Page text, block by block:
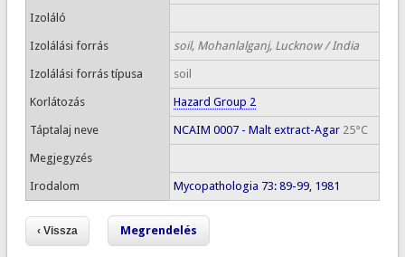
Izoláló
Izolálási forrás soil, Mohanlalganj, Lucknow / India
Izolálási forrás típusa soil
Korlátozás Hazard Group 2
Táptalaj neve NCAIM 0007 - Malt extract-Agar25°C
Megjegyzés
Irodalom Mycopathologia 73: 89-99, 1981
Megrendelés